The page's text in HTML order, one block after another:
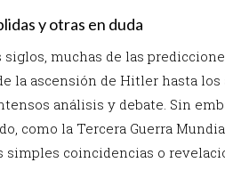
y otras en duda
siglos, muchas de las
la ascensión de Hitler hasta
análisis y debate. Sin
como la Tercera Guerra
simples coincidencias o